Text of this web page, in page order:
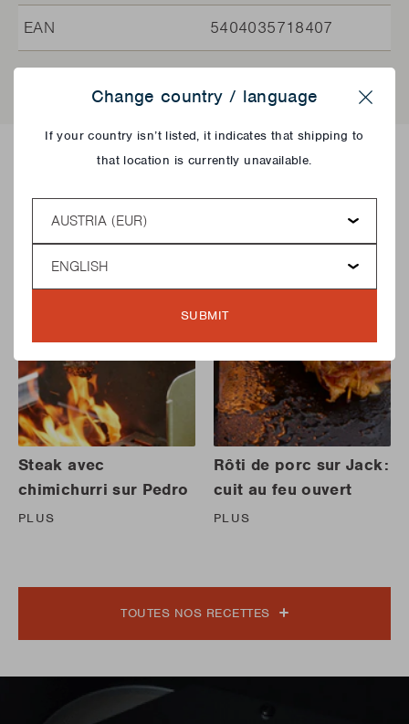
EAN 5404035718407
Recettes avec ce produit
Steak avec
chimichurri sur Pedro
PLUS
Rôti de porc sur Jack:
cuit au feu ouvert
PLUS
TOUTES NOS RECETTES
Change country / language
If your country isn’t listed, it indicates that shipping to
that location is currently unavailable.
Country
Language
SUBMIT